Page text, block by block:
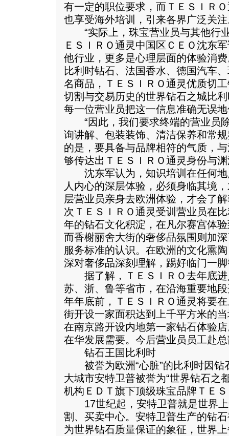
有一定的职位要求，而ＴＥＳＩＲ
也享受海外培训，引来各界广泛关
“实际上，珠宝营业员与其他行
ＥＳＩＲＯ通灵中国区ＣＥＯ沈东
他行业，更多是心理层面的体验消
比利时钻石、法国香水、德国汽车
名商品，ＴＥＳＩＲＯ通灵优质切
切割与交易历史的世界钻石之城比
每一位营业员把这一信息准确无误
“因此，我们要求终端的营业员
询讲解、包装装饰、清洁保养和常
的是，要具备与品牌相符的气质，
够传达出ＴＥＳＩＲＯ通灵身份与渊
沈东军认为，知识培训在任何地
人内心的深层体验，必须身临其境
层营业员亲身去欧洲体验，才会了
次ＴＥＳＩＲＯ通灵受训营业员在
年的钻石文化积淀，在凡尔赛宫体
而香榭丽舍大街的奢侈品氛围则加
服务标准的认识。在欧洲的文化熏
深对奢侈品深刻理解，踢好临门一
据了解，ＴＥＳＩＲＯ去年底进
苏、浙、鲁等省市，在沿海重要地
年年底前，ＴＥＳＩＲＯ通灵将要
街开设一家面积达到上千平方米的
在南京路开设内地第一家钻石体验
在华发展需要。今后营业员员工赴
钻石王国比利时
被誉为欧洲“心脏”的比利时因钻
大城市安特卫普被誉为“世界钻石之
机构ＥＤＴ旗下顶级珠宝品牌ＴＥ
17世纪起，安特卫普就是世界上
割、买卖中心。安特卫普生产的钻
为世界钻石质量保证的象征，世界